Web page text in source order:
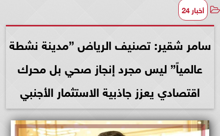
أخبار 24
سامر شقير: تصنيف الرياض ”مدينة نشطة
عالمياً” ليس مجرد إنجاز صحي بل محرك
اقتصادي يعزز جاذبية الاستثمار الأجنبي